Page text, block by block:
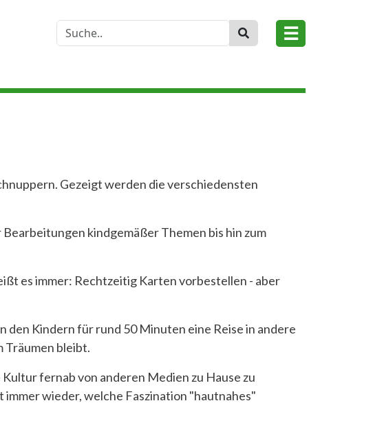
☰
Gezeigt werden die verschiedensten
kindgemäßer Themen bis hin zum
es immer: Rechtzeitig Karten vorbestellen - aber
Kindern für rund 50 Minuten eine Reise in andere
Träumen bleibt.
fernab von anderen Medien zu Hause zu
wieder, welche Faszination "hautnahes"